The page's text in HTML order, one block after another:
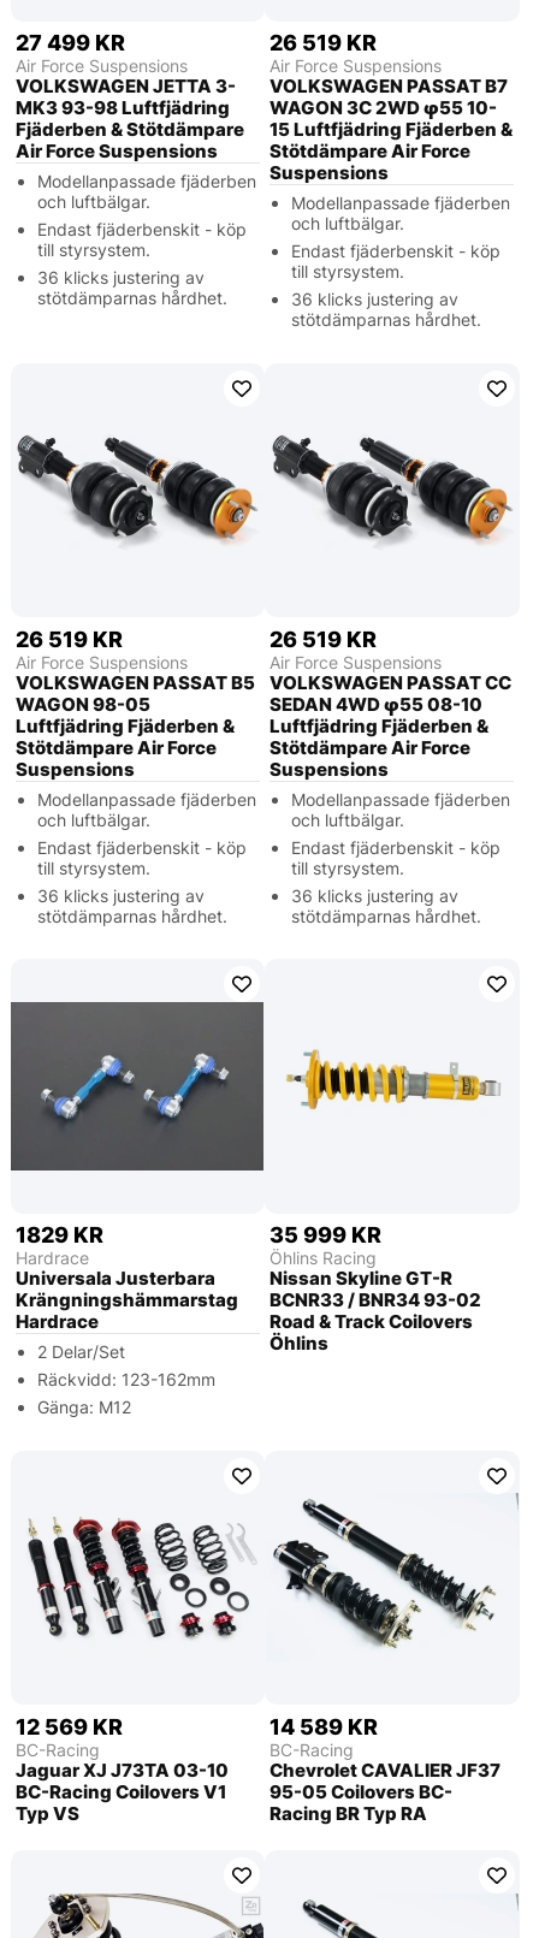
27 499 KR
Air Force Suspensions
VOLKSWAGEN JETTA 3-
MK3 93-98 Luftfjädring
Fjäderben & Stötdämpare
Air Force Suspensions
Modellanpassade fjäderben
och luftbälgar.
Endast fjäderbenskit - köp
till styrsystem.
36 klicks justering av
stötdämparnas hårdhet.
26 519 KR
Air Force Suspensions
VOLKSWAGEN PASSAT B7
WAGON 3C 2WD φ55 10-
15 Luftfjädring Fjäderben &
Stötdämpare Air Force
Suspensions
Modellanpassade fjäderben
och luftbälgar.
Endast fjäderbenskit - köp
till styrsystem.
36 klicks justering av
stötdämparnas hårdhet.
26 519 KR
Air Force Suspensions
VOLKSWAGEN PASSAT B5
WAGON 98-05
Luftfjädring Fjäderben &
Stötdämpare Air Force
Suspensions
Modellanpassade fjäderben
och luftbälgar.
Endast fjäderbenskit - köp
till styrsystem.
36 klicks justering av
stötdämparnas hårdhet.
26 519 KR
Air Force Suspensions
VOLKSWAGEN PASSAT CC
SEDAN 4WD φ55 08-10
Luftfjädring Fjäderben &
Stötdämpare Air Force
Suspensions
Modellanpassade fjäderben
och luftbälgar.
Endast fjäderbenskit - köp
till styrsystem.
36 klicks justering av
stötdämparnas hårdhet.
1829 KR
Hardrace
Universala Justerbara
Krängningshämmarstag
Hardrace
2 Delar/Set
Räckvidd: 123-162mm
Gänga: M12
35 999 KR
Öhlins Racing
Nissan Skyline GT-R
BCNR33 / BNR34 93-02
Road & Track Coilovers
Öhlins
12 569 KR
BC-Racing
Jaguar XJ J73TA 03-10
BC-Racing Coilovers V1
Typ VS
14 589 KR
BC-Racing
Chevrolet CAVALIER JF37
95-05 Coilovers BC-
Racing BR Typ RA